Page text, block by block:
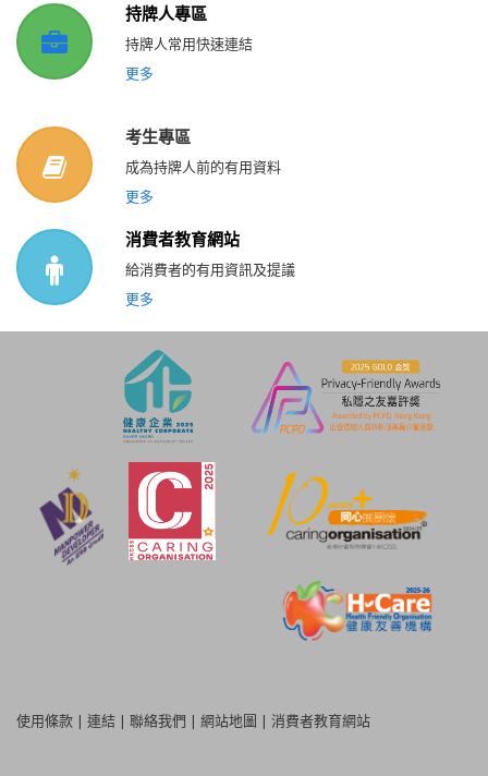
持牌人專區
持牌人常用快速連結
更多
考生專區
成為持牌人前的有用資料
更多
消費者教育網站
給消費者的有用資訊及提議
更多
使用條款 | 連結 | 聯絡我們 | 網站地圖 | 消費者教育網站